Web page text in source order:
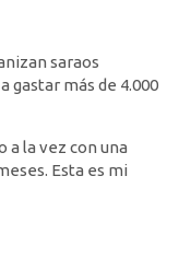
saraos
gastar más de 4.000
a la vez con una
Esta es mi